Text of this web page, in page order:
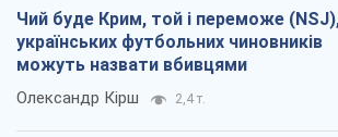
Чий буде Крим, той і переможе
українських футбольних чиновників
можуть назвати вбивцями
Олександр Кірш 2,4 т.